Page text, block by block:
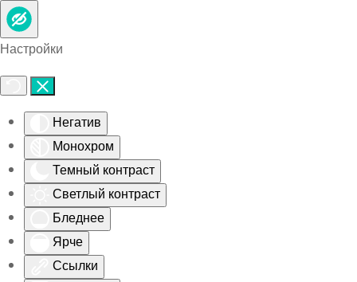
Настройки
Негатив
Монохром
Темный контраст
Светлый контраст
Бледнее
Ярче
Ссылки
Skip to main content